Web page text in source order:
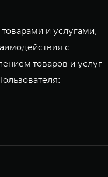
и услугами,
с
товаров и услуг